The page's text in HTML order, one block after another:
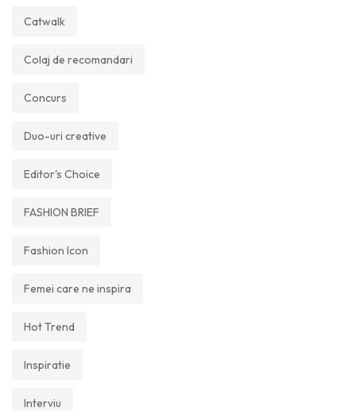
Catwalk
Colaj de recomandari
Concurs
Duo-uri creative
Editor's Choice
FASHION BRIEF
Fashion Icon
Femei care ne inspira
Hot Trend
Inspiratie
Interviu